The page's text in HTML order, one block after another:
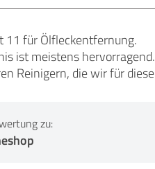
11 für Ölfleckentfernung.
ist meistens
Reinigern, die wir für
zu: